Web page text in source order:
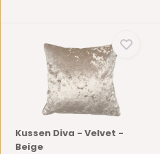
Kussen Diva - Velvet -
Beige